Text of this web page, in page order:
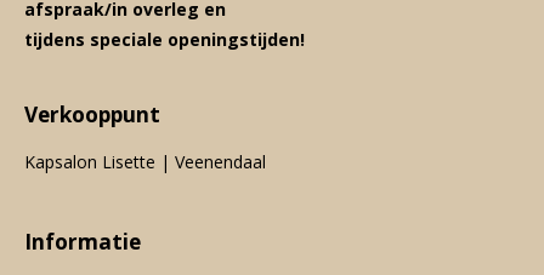
afspraak/in overleg en
tijdens speciale openingstijden!
Verkooppunt
Kapsalon Lisette | Veenendaal
Informatie